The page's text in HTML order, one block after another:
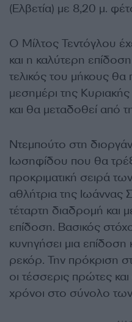
(Ελβετία) με 8,20 μ.
Ο Μίλτος Τεντόγλου
και η καλύτερη
τελικός του μήκους θα
μεσημέρι της
και θα μεταδοθεί από
Ντεμπούτο στη
Ιωσηφίδου που θα
προκριματική σειρά
αθλήτρια της Ιωάννας
τέταρτη διαδρομή και
επίδοση. Βασικός
κυνηγήσει μια επίδοση
ρεκόρ. Την πρόκριση
οι τέσσερις πρώτες
χρόνοι στο σύνολο